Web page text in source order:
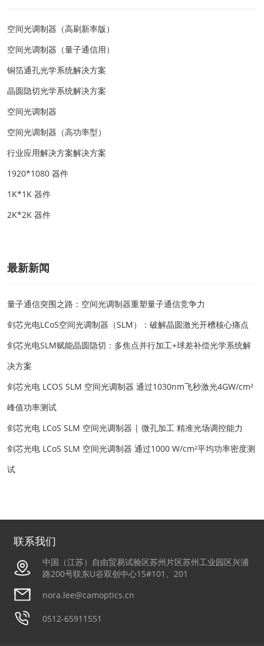
空间光调制器（高刷新率版）
空间光调制器（量子通信用）
铜箔通孔光学系统解决方案
晶圆隐切光学系统解决方案
空间光调制器
空间光调制器（高功率型）
行业应用解决方案解决方案
1920*1080 器件
1K*1K 器件
2K*2K 器件
最新新闻
量子通信突围之路：空间光调制器重塑量子通信竞争力
剑芯光电LCoS空间光调制器（SLM）：破解晶圆激光开槽核心痛点
剑芯光电SLM赋能晶圆隐切：多焦点并行加工+球差补偿光学系统解
决方案
剑芯光电 LCOS SLM 空间光调制器 通过1030nm飞秒激光4GW/cm²
峰值功率测试
剑芯光电 LCoS SLM 空间光调制器 | 微孔加工 精准光场调控能力
剑芯光电 LCoS SLM 空间光调制器 通过1000 W/cm²平均功率密度测
试
联系我们
中国（江苏）自由贸易试验区苏州片区苏州工业园区兴浦
路200号联东U谷双创中心15#101、201
nora.lee@camoptics.cn
0512-65911551